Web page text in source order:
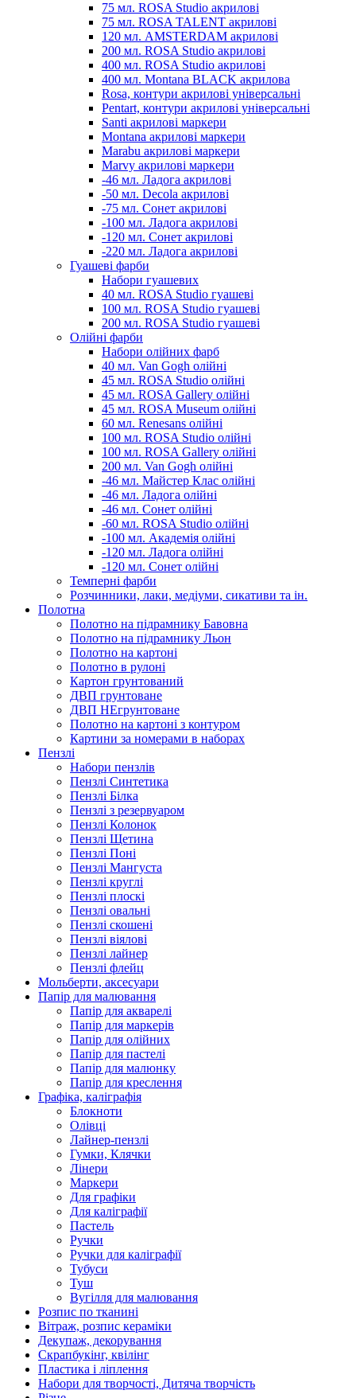
75 мл. ROSA Studio акрилові
75 мл. ROSA TALENT акрилові
120 мл. AMSTERDAM акрилові
200 мл. ROSA Studio акрилові
400 мл. ROSA Studio акрилові
400 мл. Montana BLACK акрилова
Rosa, контури акрилові універсальні
Pentart, контури акрилові універсальні
Santi акрилові маркери
Montana акрилові маркери
Marabu акрилові маркери
Marvy акрилові маркери
-46 мл. Ладога акрилові
-50 мл. Decola акрилові
-75 мл. Сонет акрилові
-100 мл. Ладога акрилові
-120 мл. Сонет акрилові
-220 мл. Ладога акрилові
Гуашеві фарби
Набори гуашевих
40 мл. ROSA Studio гуашеві
100 мл. ROSA Studio гуашеві
200 мл. ROSA Studio гуашеві
Олійні фарби
Набори олійних фарб
40 мл. Van Gogh олійні
45 мл. ROSA Studio олійні
45 мл. ROSA Gallery олійні
45 мл. ROSA Museum олійні
60 мл. Renesans олійні
100 мл. ROSA Studio олійні
100 мл. ROSA Gallery олійні
200 мл. Van Gogh олійні
-46 мл. Майстер Клас олійні
-46 мл. Ладога олійні
-46 мл. Сонет олійні
-60 мл. ROSA Studio олійні
-100 мл. Академія олійні
-120 мл. Ладога олійні
-120 мл. Сонет олійні
Темперні фарби
Розчинники, лаки, медіуми, сикативи та ін.
Полотна
Полотно на підрамнику Бавовна
Полотно на підрамнику Льон
Полотно на картоні
Полотно в рулоні
Картон грунтований
ДВП грунтоване
ДВП НЕгрунтоване
Полотно на картоні з контуром
Картини за номерами в наборах
Пензлі
Набори пензлів
Пензлі Синтетика
Пензлі Білка
Пензлі з резервуаром
Пензлі Колонок
Пензлі Щетина
Пензлі Поні
Пензлі Мангуста
Пензлі круглі
Пензлі плоскі
Пензлі овальні
Пензлі скошені
Пензлі віялові
Пензлі лайнер
Пензлі флейц
Мольберти, аксесуари
Папір для малювання
Папір для акварелі
Папір для маркерів
Папір для олійних
Папір для пастелі
Папір для малюнку
Папір для креслення
Графіка, каліграфія
Блокноти
Олівці
Лайнер-пензлі
Гумки, Клячки
Лінери
Маркери
Для графіки
Для каліграфії
Пастель
Ручки
Ручки для каліграфії
Тубуси
Туш
Вугілля для малювання
Розпис по тканині
Вітраж, розпис кераміки
Декупаж, декорування
Скрапбукінг, квілінг
Пластика і ліплення
Набори для творчості, Дитяча творчість